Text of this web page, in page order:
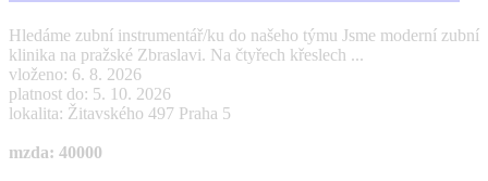
Hledáme zubní instrumentář/ku do našeho týmu Jsme moderní zubní
klinika na pražské Zbraslavi. Na čtyřech křeslech ...
vloženo: 6. 8. 2026
platnost do: 5. 10. 2026
lokalita: Žitavského 497 Praha 5
mzda: 40000